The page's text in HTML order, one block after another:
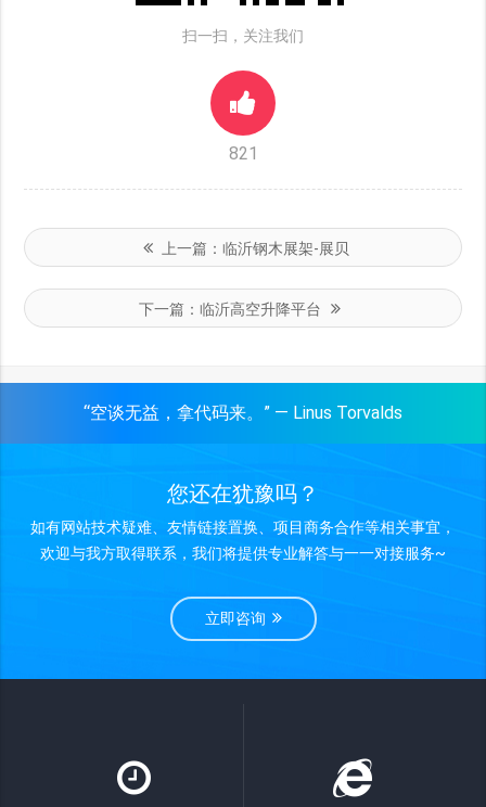
扫一扫，关注我们
821
上一篇：临沂钢木展架-展贝
下一篇：临沂高空升降平台
“空谈无益，拿代码来。” — Linus Torvalds
您还在犹豫吗？
如有网站技术疑难、友情链接置换、项目商务合作等相关事宜，
欢迎与我方取得联系，我们将提供专业解答与一一对接服务~
立即咨询